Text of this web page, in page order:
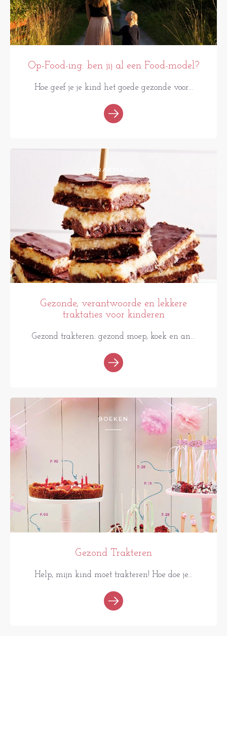
Op-Food-ing: ben jij al een Food-model?
Hoe geef je je kind het goede gezonde voor...
PRAKTISCH
Gezonde, verantwoorde en lekkere
traktaties voor kinderen
Gezond trakteren: gezond snoep, koek en an...
BOEKEN
Gezond Trakteren
Help, mijn kind moet trakteren! Hoe doe je...